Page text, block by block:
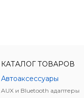
КАТАЛОГ ТОВАРОВ
Автоаксессуары
AUX и Bluetooth адаптеры